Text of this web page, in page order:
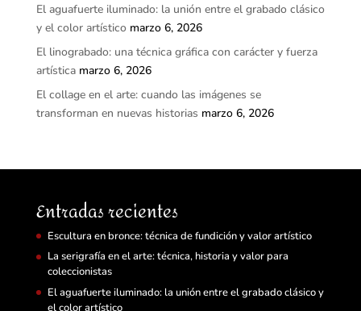
El aguafuerte iluminado: la unión entre el grabado clásico
y el color artístico marzo 6, 2026
El linograbado: una técnica gráfica con carácter y fuerza
artística marzo 6, 2026
El collage en el arte: cuando las imágenes se
transforman en nuevas historias marzo 6, 2026
Entradas recientes
Escultura en bronce: técnica de fundición y valor artístico
La serigrafía en el arte: técnica, historia y valor para
coleccionistas
El aguafuerte iluminado: la unión entre el grabado clásico y
el color artístico